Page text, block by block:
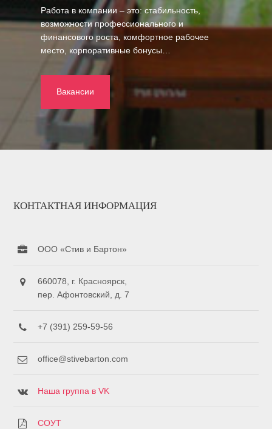
Работа в компании – это: стабильность,
возможности профессионального и
финансового роста, комфортное рабочее
место, корпоративные бонусы…
Вакансии
КОНТАКТНАЯ ИНФОРМАЦИЯ
ООО «Стив и Бартон»
660078, г. Красноярск,
пер. Афонтовский, д. 7
+7 (391) 259-59-56
office@stivebarton.com
Наша группа в VK
СОУТ